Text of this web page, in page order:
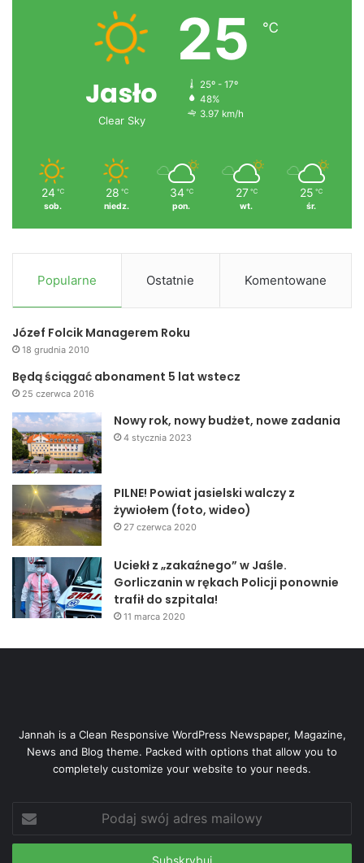
Jasło
Clear Sky
25 ℃
25º - 17º
48%
3.97 km/h
24 ℃
sob.
28 ℃
niedz.
34 ℃
pon.
27 ℃
wt.
25 ℃
śr.
Popularne Ostatnie Komentowane
Józef Folcik Managerem Roku
18 grudnia 2010
Będą ściągać abonament 5 lat wstecz
25 czerwca 2016
Nowy rok, nowy budżet, nowe zadania
4 stycznia 2023
PILNE! Powiat jasielski walczy z
żywiołem (foto, wideo)
27 czerwca 2020
Uciekł z „zakaźnego” w Jaśle.
Gorliczanin w rękach Policji ponownie
trafił do szpitala!
11 marca 2020
Jannah is a Clean Responsive WordPress Newspaper, Magazine,
News and Blog theme. Packed with options that allow you to
completely customize your website to your needs.
swój
adres